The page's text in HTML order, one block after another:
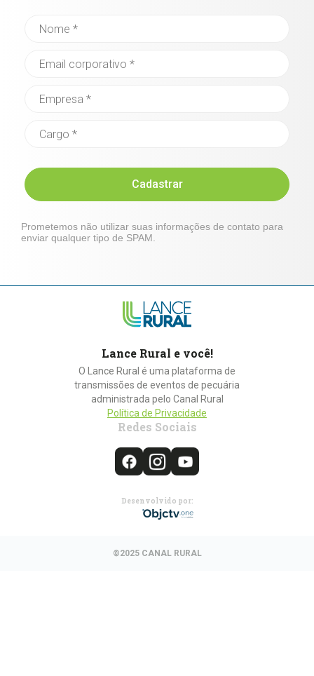
Cadastrar
Prometemos não utilizar suas informações de contato para
enviar qualquer tipo de SPAM.
Lance Rural e você!
O Lance Rural é uma plataforma de
transmissões de eventos de pecuária
administrada pelo Canal Rural
Política de Privacidade
Redes Sociais
Desenvolvido por:
©2025 CANAL RURAL